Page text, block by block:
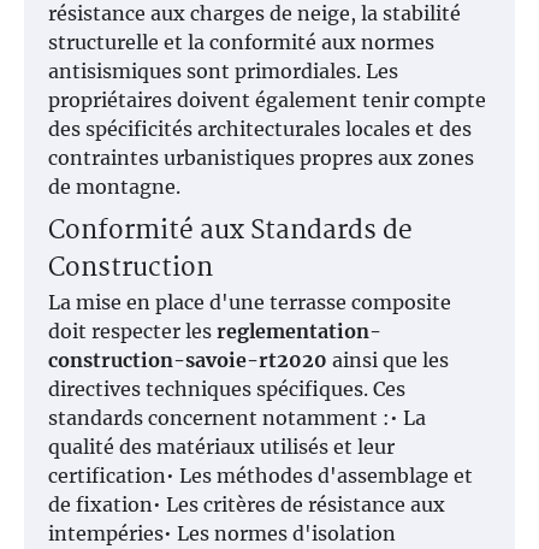
résistance aux charges de neige, la stabilité
structurelle et la conformité aux normes
antisismiques sont primordiales. Les
propriétaires doivent également tenir compte
des spécificités architecturales locales et des
contraintes urbanistiques propres aux zones
de montagne.
Conformité aux Standards de
Construction
La mise en place d'une terrasse composite
doit respecter les reglementation-
construction-savoie-rt2020 ainsi que les
directives techniques spécifiques. Ces
standards concernent notamment :• La
qualité des matériaux utilisés et leur
certification• Les méthodes d'assemblage et
de fixation• Les critères de résistance aux
intempéries• Les normes d'isolation